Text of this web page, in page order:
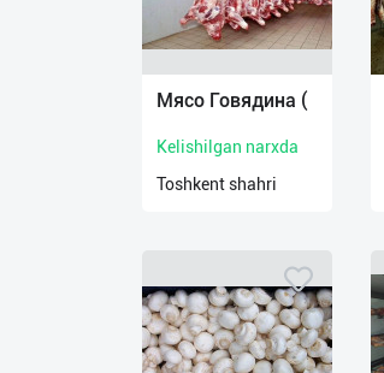
Мясо Говядина (
Kelishilgan narxda
Toshkent shahri